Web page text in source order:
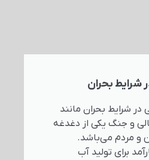
بحران
بحران مانند
جنگ یکی از دغدغه
می‌باشد.
تولید آب